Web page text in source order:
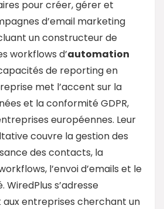
pour créer, gérer et
d’email marketing
un constructeur de
workflows d’automation
de reporting en
met l’accent sur la
et la conformité GDPR,
européennes. Leur
couvre la gestion des
des contacts, la
l’envoi d’emails et le
s’adresse
entreprises cherchant un